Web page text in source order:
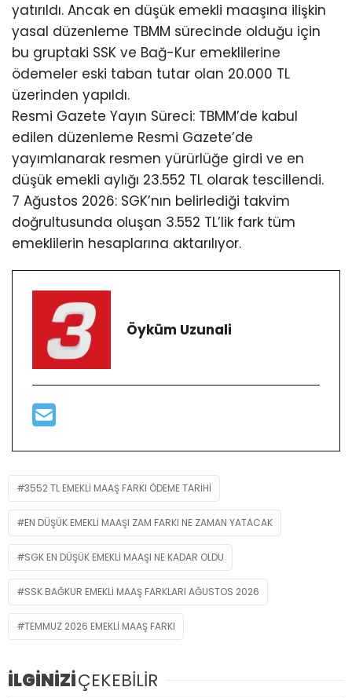
yatırıldı. Ancak en düşük emekli maaşına ilişkin
yasal düzenleme TBMM sürecinde olduğu için
bu gruptaki SSK ve Bağ-Kur emeklilerine
ödemeler eski taban tutar olan 20.000 TL
üzerinden yapıldı.
Resmi Gazete Yayın Süreci: TBMM’de kabul
edilen düzenleme Resmi Gazete’de
yayımlanarak resmen yürürlüğe girdi ve en
düşük emekli aylığı 23.552 TL olarak tescillendi.
7 Ağustos 2026: SGK’nın belirlediği takvim
doğrultusunda oluşan 3.552 TL’lik fark tüm
emeklilerin hesaplarına aktarılıyor.
Öyküm Uzunali
3552 TL EMEKLI MAAŞ FARKI ÖDEME TARIHI
EN DÜŞÜK EMEKLI MAAŞI ZAM FARKI NE ZAMAN YATACAK
SGK EN DÜŞÜK EMEKLI MAAŞI NE KADAR OLDU
SSK BAĞKUR EMEKLI MAAŞ FARKLARI AĞUSTOS 2026
TEMMUZ 2026 EMEKLI MAAŞ FARKI
İLGİNİZİÇEKEBİLİR